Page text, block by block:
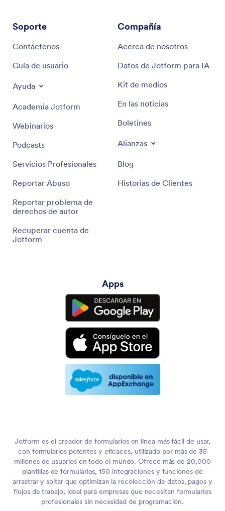
Soporte
Contáctenos
Guía de usuario
Ayuda
Academia Jotform
Webinarios
Podcasts
Servicios Profesionales
Reportar Abuso
Reportar problema de
derechos de autor
Recuperar cuenta de
Jotform
Compañía
Acerca de nosotros
Datos de Jotform para IA
Kit de medios
En las noticias
Boletines
Alianzas
Blog
Historias de Clientes
Apps
Jotform es el creador de formularios en línea más fácil de usar,
con formularios potentes y eficaces, utilizado por más de 35
millones de usuarios en todo el mundo. Ofrece más de 20,000
plantillas de formularios, 150 integraciones y funciones de
arrastrar y soltar que optimizan la recolección de datos, pagos y
flujos de trabajo, ideal para empresas que necesitan formularios
profesionales sin necesidad de programación.